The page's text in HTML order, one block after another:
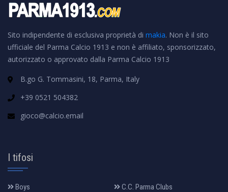
Sito indipendente di esclusiva proprietà di makia. Non è il sito
ufficiale del Parma Calcio 1913 e non è affiliato, sponsorizzato,
autorizzato o approvato dalla Parma Calcio 1913
B.go G. Tommasini, 18, Parma, Italy
+39 0521 504382
gioco@calcio.email
I tifosi
Boys
C.C. Parma Clubs